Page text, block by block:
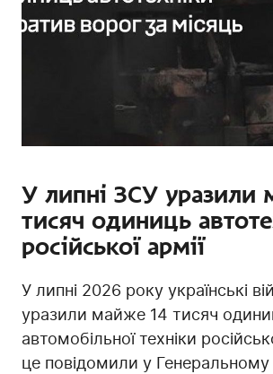
У липні ЗСУ уразили
тисяч одиниць
російської армії
У липні 2026 року українські
уразили майже 14 тисяч
автомобільної техніки
це повідомили у Генеральному